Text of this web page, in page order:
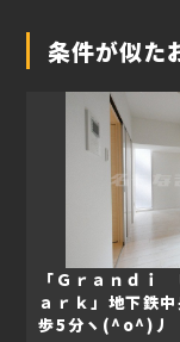
条件が似た
「Ｇｒａｎｄ
ａｒｋ」地下鉄
歩5分ヽ(^o^)丿